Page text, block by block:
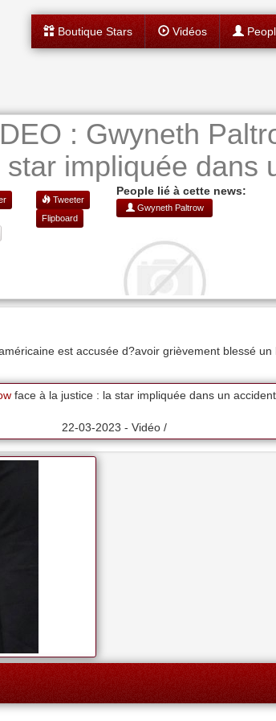
Boutique Stars Vidéos
: Gwyneth
star impliquée dans
Tweeter
Flipboard
People lié à cette news:
Gwyneth Paltrow
est accusée d?avoir grièvement blessé
face à la justice : la star impliquée dans un
22-03-2023 - Vidéo /